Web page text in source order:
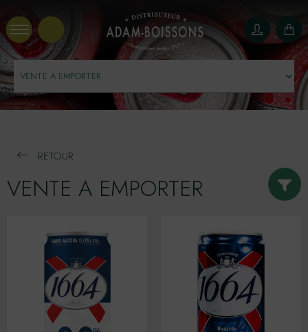
RETOUR
VENTE A EMPORTER
VAE JUS DE FRUITS
Oui Non